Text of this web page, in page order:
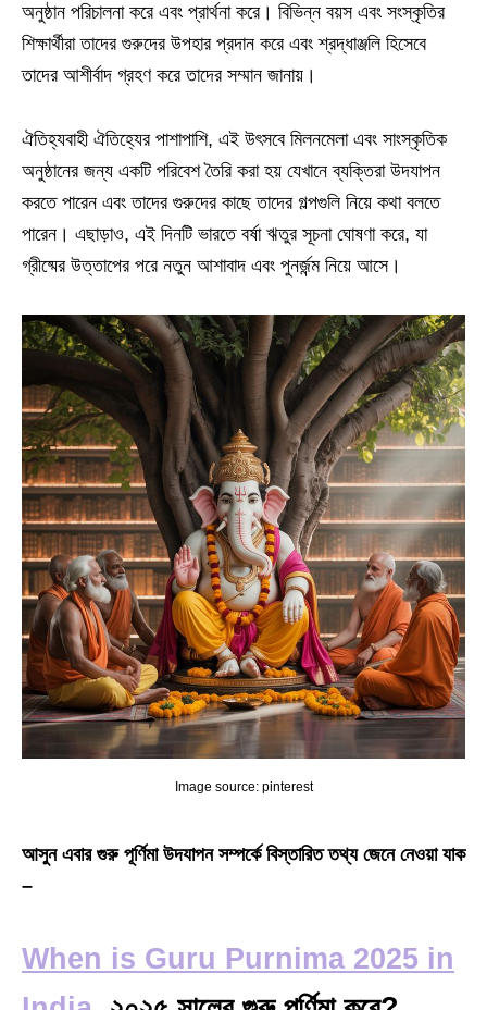
অনুষ্ঠান পরিচালনা করে এবং প্রার্থনা করে। বিভিন্ন বয়স এবং সংস্কৃতির
শিক্ষার্থীরা তাদের গুরুদের উপহার প্রদান করে এবং শ্রদ্ধাঞ্জলি হিসেবে
তাদের আশীর্বাদ গ্রহণ করে তাদের সম্মান জানায়।
ঐতিহ্যবাহী ঐতিহ্যের পাশাপাশি, এই উৎসবে মিলনমেলা এবং সাংস্কৃতিক
অনুষ্ঠানের জন্য একটি পরিবেশ তৈরি করা হয় যেখানে ব্যক্তিরা উদযাপন
করতে পারেন এবং তাদের গুরুদের কাছে তাদের গল্পগুলি নিয়ে কথা বলতে
পারেন। এছাড়াও, এই দিনটি ভারতে বর্ষা ঋতুর সূচনা ঘোষণা করে, যা
গ্রীষ্মের উত্তাপের পরে নতুন আশাবাদ এবং পুনর্জন্ম নিয়ে আসে।
Image source: pinterest
আসুন এবার গুরু পূর্ণিমা উদযাপন সম্পর্কে বিস্তারিত তথ্য জেনে নেওয়া যাক
–
When is Guru Purnima 2025 in